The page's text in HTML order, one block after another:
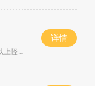
终极
详情